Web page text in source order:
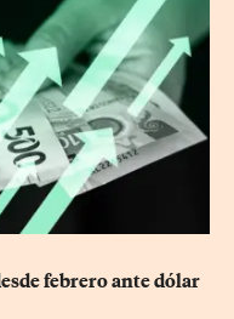
febrero ante dólar